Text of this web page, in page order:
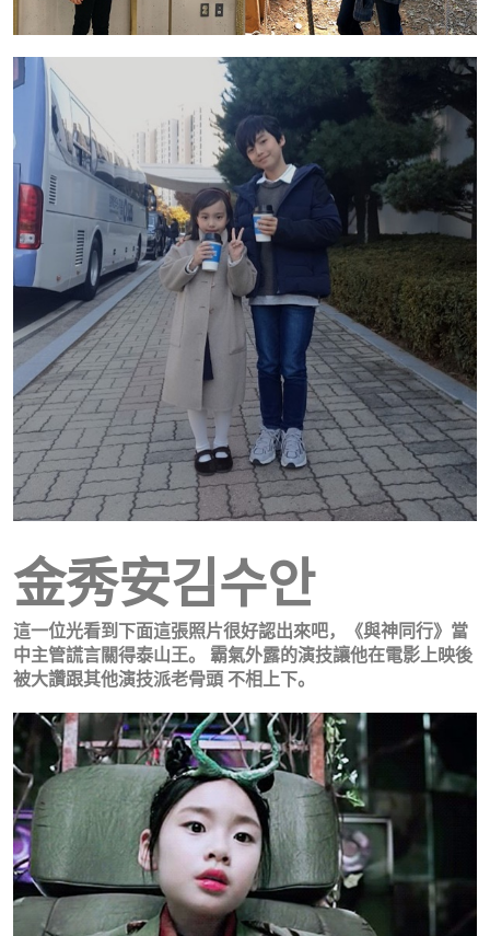
金秀安김수안
這一位光看到下面這張照片很好認出來吧，《與神同行》當
中主管謊言關得泰山王。 霸氣外露的演技讓他在電影上映後
被大讚跟其他演技派老骨頭 不相上下。